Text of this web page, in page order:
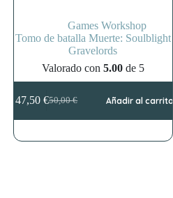
Games Workshop
Tomo de batalla Muerte: Soulblight
Gravelords
Valorado con 5.00de 5
50,00€
El
precio
era:
47,50€El
precio
es:
Añadir al carrito